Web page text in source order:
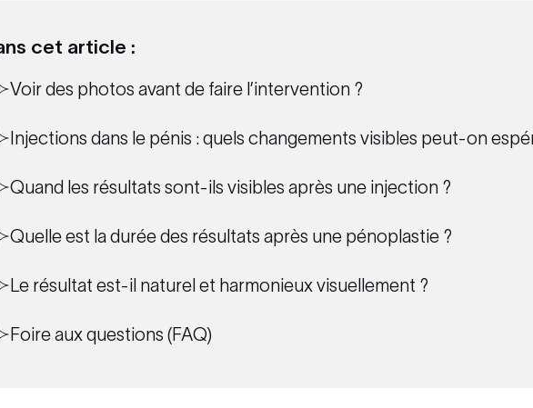
cet article :
Voir des photos avant de faire l’intervention ?
Injections dans le pénis : quels changements visibles peut-on
Quand les résultats sont-ils visibles après une injection ?
Quelle est la durée des résultats après une pénoplastie ?
Le résultat est-il naturel et harmonieux visuellement ?
Foire aux questions (FAQ)